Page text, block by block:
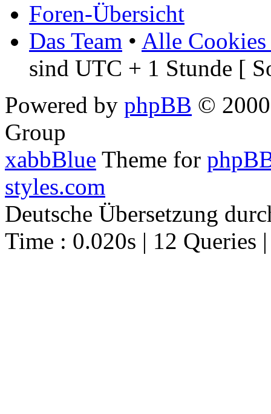
Foren-Übersicht
Das Team • Alle Cookies
sind UTC + 1 Stunde [
Powered by phpBB ©
Group
xabbBlue Theme for
styles.com
Deutsche Übersetzung
Time : 0.020s | 12 Queries